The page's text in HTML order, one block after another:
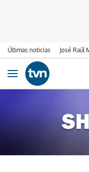
Últimas noticias José Raúl
Ir al contenido
Obrir navegació